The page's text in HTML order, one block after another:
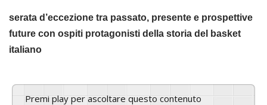
serata d’eccezione tra passato, presente e prospettive
future con ospiti protagonisti della storia del basket
italiano
Premi play per ascoltare questo contenuto